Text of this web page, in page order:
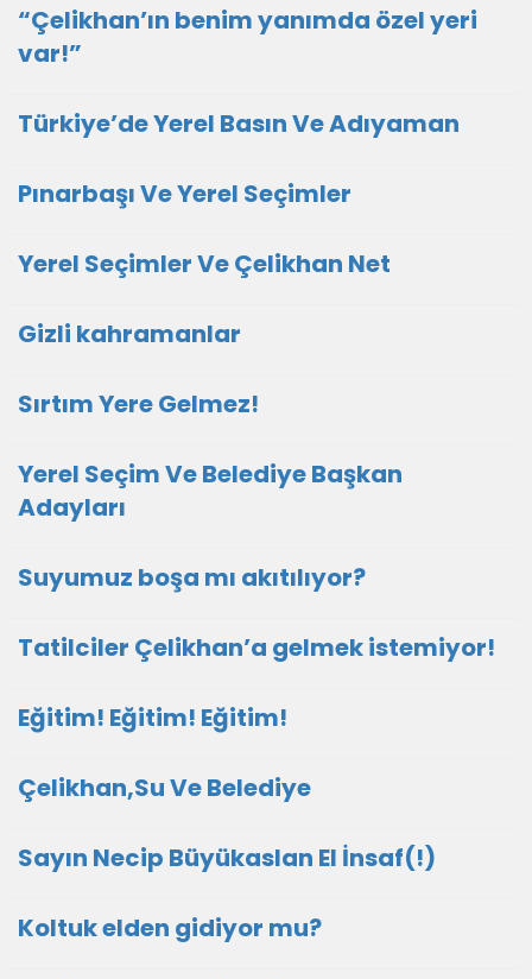
“Çelikhan’ın benim yanımda özel yeri
var!”
Türkiye’de Yerel Basın Ve Adıyaman
Pınarbaşı Ve Yerel Seçimler
Yerel Seçimler Ve Çelikhan Net
Gizli kahramanlar
Sırtım Yere Gelmez!
Yerel Seçim Ve Belediye Başkan
Adayları
Suyumuz boşa mı akıtılıyor?
Tatilciler Çelikhan’a gelmek istemiyor!
Eğitim! Eğitim! Eğitim!
Çelikhan,Su Ve Belediye
Sayın Necip Büyükaslan El İnsaf(!)
Koltuk elden gidiyor mu?